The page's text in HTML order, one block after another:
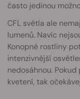
často jedinou
CFL světla ale
lumenů. Navíc
Konopné rostliny
intenzivnější
nedosáhnou.
kvetení, tak